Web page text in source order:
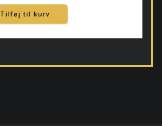
Tilføj til kurv